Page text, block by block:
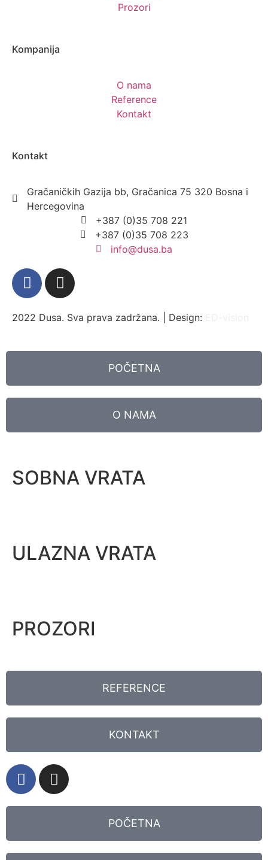
Prozori
Kompanija
O nama
Reference
Kontakt
Kontakt
Gračaničkih Gazija bb, Gračanica 75 320 Bosna i
Hercegovina
+387 (0)35 708 221
+387 (0)35 708 223
info@dusa.ba
2022 Dusa. Sva prava zadržana. | Design:
POČETNA
O NAMA
SOBNA VRATA
ULAZNA VRATA
PROZORI
REFERENCE
KONTAKT
POČETNA